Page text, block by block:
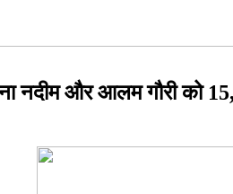
नदीम और आलम गौरी को